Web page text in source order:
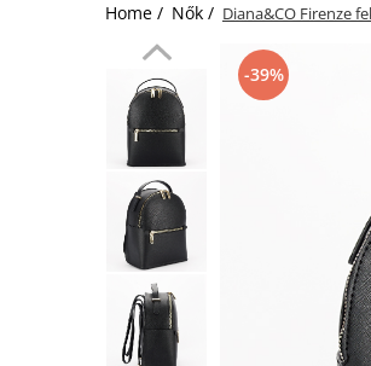
Home / Nők / Diana&CO Firenze
-39%